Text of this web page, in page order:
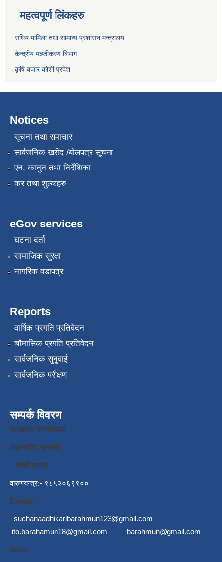
महत्वपूर्ण लिंकहरु
संघिय मामिला तथा सामान्य प्रशासन मन्त्रालय
केन्द्रीय पञ्जीकरण बिभाग
कृषि बजार कोशी प्रदेश
Notices
सूचना तथा समाचार
सार्वजनिक खरीद /बोलपत्र सूचना
एन, कानुन तथा निर्देशिका
कर तथा शुल्कहरु
eGov services
घटना दर्ता
सामाजिक सुरक्षा
नागरिक वडापत्र
Reports
वार्षिक प्रगति प्रतिवेदन
चौमासिक प्रगति प्रतिवेदन
सार्वजनिक सुनुवाई
सार्वजनिक परीक्षण
सम्पर्क विवरण
बराहक्षेत्र नगरपालिका
चक्रघट्टि सुनसरी
कोशी प्रदेश
वारुणयन्त्र:- ९८५२०६९९००
E-mail:-
suchanaadhikaribarahmun123@gmail.com
ito.barahamun18@gmail.com
barahmun@gmail.com
Web:-